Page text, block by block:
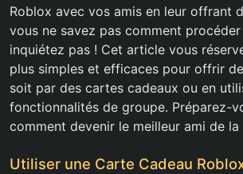
Roblox avec vos amis en leur offrant
vous ne savez pas comment
inquiétez pas ! Cet article vous
plus simples et efficaces pour offrir
soit par des cartes cadeaux ou en
fonctionnalités de groupe. Préparez-
comment devenir le meilleur ami de
Utiliser une Carte Cadeau